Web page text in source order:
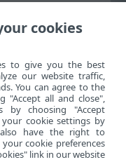
cookies
to give you the best
our website traffic,
You can agree to the
"Accept all and close",
by choosing "Accept
cookie settings by
also have the right to
cookie preferences
link in our website